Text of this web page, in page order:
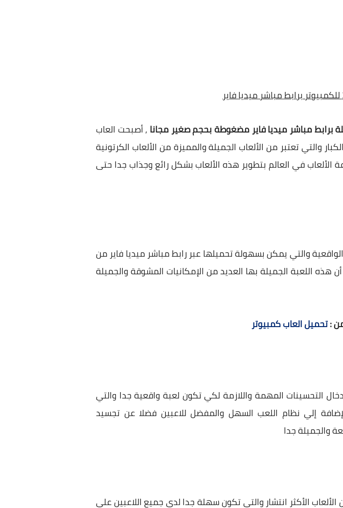
, أصبحت العاب
والتي تعتبر من الألعاب الجميلة والمميزة من الألعاب الكرتونية
في العالم بتطوير هذه الألعاب بشكل رائع وجذاب جدا حتى
والتي يمكن بسهولة تحميلها عبر رابط مباشر ميديا فاير من
هذه اللعبة الجميلة بها العديد من الإمكانيات المشوقة والجميلة
:تحميل العاب كمبيوتر
التحسينات المهمة واللازمة لكي تكون لعبة واقعية جدا والتي
إلي نظام اللعب السهل والمفضل للاعبين فضلا عن تجسيد
والجميلة جدا
الأكثر انتشار والتي تكون سهلة جدا لدي جميع اللاعبين علي